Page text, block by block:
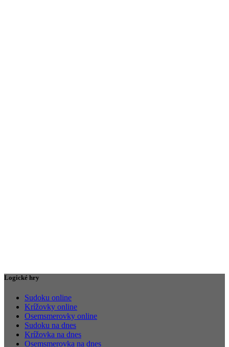
Logické hry
Sudoku online
Krížovky online
Osemsmerovky online
Sudoku na dnes
Krížovka na dnes
Osemsmerovka na dnes